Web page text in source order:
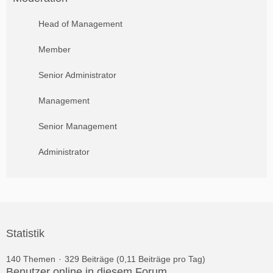
Head of Management
Member
Senior Administrator
Management
Senior Management
Administrator
Statistik
140 Themen 329 Beiträge (0,11 Beiträge pro Tag)